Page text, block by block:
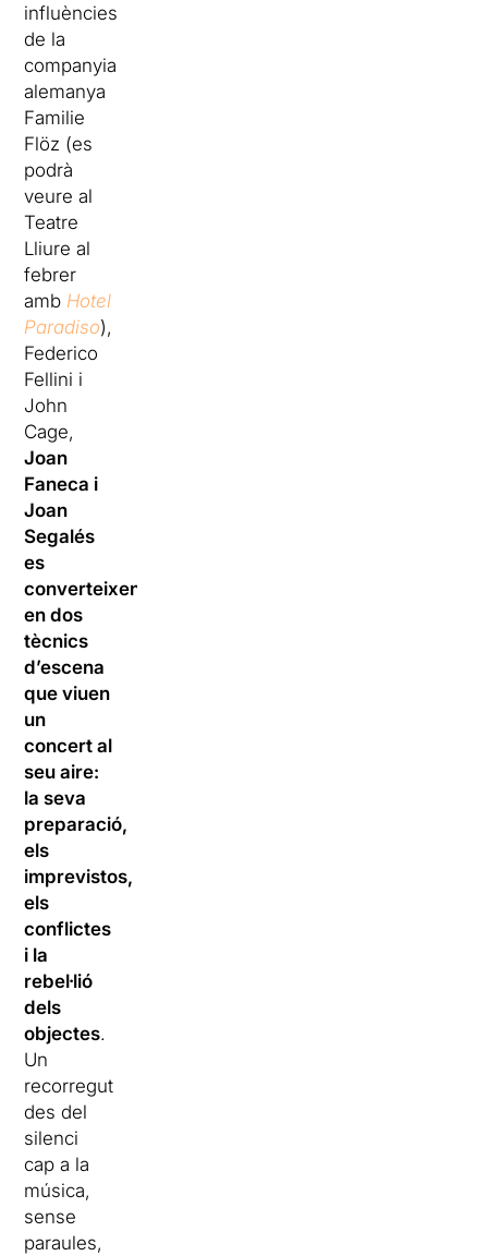
influències
de la
companyia
alemanya
Familie
Flöz (es
podrà
veure al
Teatre
Lliure al
febrer
amb Hotel
Paradiso),
Federico
Fellini i
John
Cage,
Joan
Faneca i
Joan
Segalés
es
converteixen
en dos
tècnics
d’escena
que viuen
un
concert al
seu aire:
la seva
preparació,
els
imprevistos,
els
conflictes
i la
rebel·lió
dels
objectes.
Un
recorregut
des del
silenci
cap a la
música,
sense
paraules,